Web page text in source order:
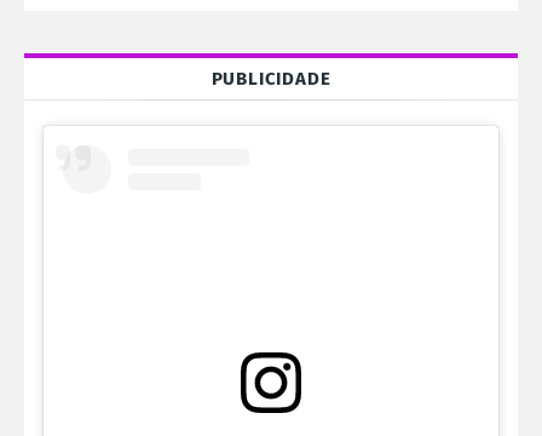
PUBLICIDADE